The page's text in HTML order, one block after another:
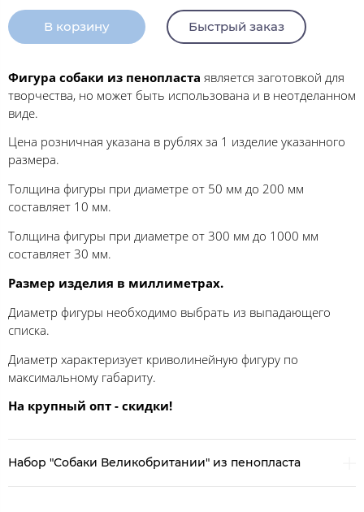
В корзину Быстрый заказ
Фигура собаки из пенопласта является заготовкой для
творчества, но может быть использована и в неотделанном
виде.
Цена розничная указана в рублях за 1 изделие указанного
размера.
Толщина фигуры при диаметре от 50 мм до 200 мм
составляет 10 мм.
Толщина фигуры при диаметре от 300 мм до 1000 мм
составляет 30 мм.
Размер изделия в миллиметрах.
Диаметр фигуры необходимо выбрать из выпадающего
списка.
Диаметр характеризует криволинейную фигуру по
максимальному габариту.
На крупный опт - скидки!
Набор "Собаки Великобритании" из пенопласта